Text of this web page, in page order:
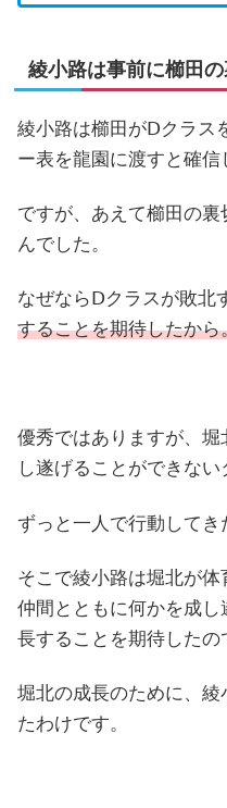
綾小路は事前に櫛田
綾小路は櫛田がⅮクラス
ー表を龍園に渡すと確信
ですが、あえて櫛田の
んでした。
なぜならⅮクラスが敗北
することを期待したから
優秀ではありますが、
し遂げることができない
ずっと一人で行動してき
そこで綾小路は堀北が体
仲間とともに何かを成
長することを期待したの
堀北の成長のために、
たわけです。